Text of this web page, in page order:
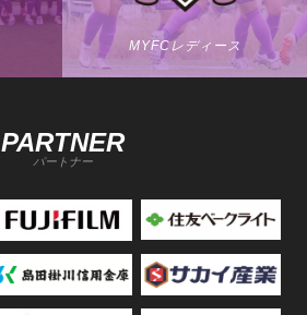
MYFCレディース
PARTNER
パートナー